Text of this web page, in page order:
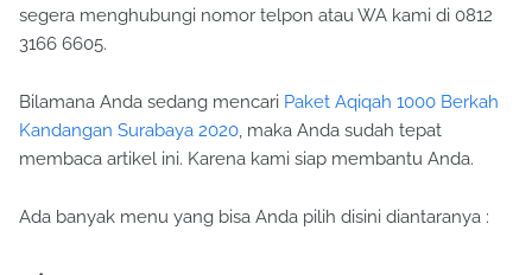
segera menghubungi nomor telpon atau WA kami di 0812
3166 6605.
Bilamana Anda sedang mencari Paket Aqiqah 1000 Berkah
Kandangan Surabaya 2020, maka Anda sudah tepat
membaca artikel ini. Karena kami siap membantu Anda.
Ada banyak menu yang bisa Anda pilih disini diantaranya :